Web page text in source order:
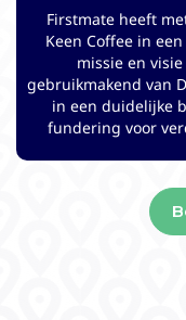
Firstmate heeft
Keen Coffee in
missie en
gebruikmakend van
in een duidelijke
fundering voor
Stayokay Hostels
die midden in de
sterk
organisatie
houden en